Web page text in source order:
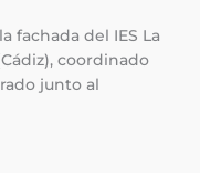
fachada del IES La
coordinado
junto al